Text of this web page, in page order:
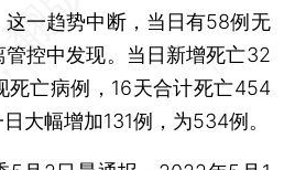
一趋势中断，当日有58例无
控中发现。当日新增死亡32
死亡病例，16天合计死亡454
大幅增加131例，为534例。